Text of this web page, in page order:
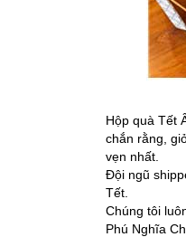
Hộp quà Tết
chắn rằng,
vẹn nhất.
Đội ngũ
Tết.
Chúng tôi
Phú Nghĩa